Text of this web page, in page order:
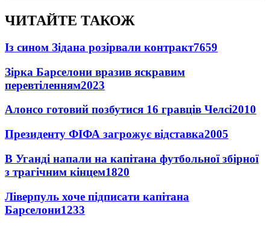
ЧИТАЙТЕ ТАКОЖ
Із сином Зідана розірвали контракт7659
Зірка Барселони вразив яскравим
перевтіленням2023
Алонсо готовий позбутися 16 гравців Челсі2010
Президенту ФІФА загрожує відставка2005
В Уганді напали на капітана футбольної збірної
з трагічним кінцем1820
Ліверпуль хоче підписати капітана
Барселони1233